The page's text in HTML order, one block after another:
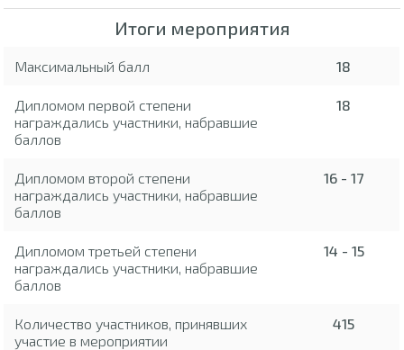
Итоги мероприятия
Максимальный балл 18
Дипломом первой степени
награждались участники, набравшие
баллов
18
Дипломом второй степени
награждались участники, набравшие
баллов
16 - 17
Дипломом третьей степени
награждались участники, набравшие
баллов
14 - 15
Количество участников, принявших
участие в мероприятии
415